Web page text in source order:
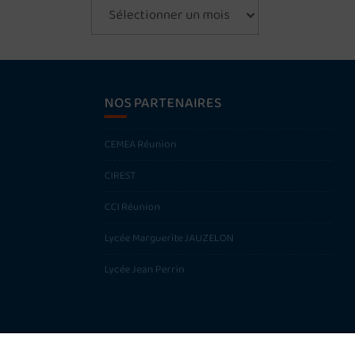
NOS PARTENAIRES
CEMEA Réunion
CIREST
CCI Réunion
Lycée Marguerite JAUZELON
Lycée Jean Perrin